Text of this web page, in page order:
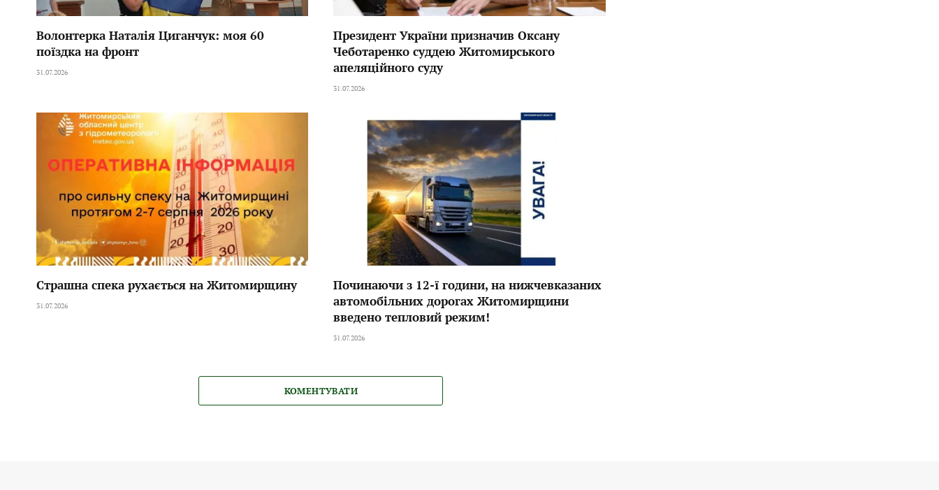
Волонтерка Наталія Циганчук: моя 60
поїздка на фронт
31.07.2026
Президент України призначив Оксану
Чеботаренко суддею Житомирського
апеляційного суду
31.07.2026
Страшна спека рухається на Житомирщину
31.07.2026
Починаючи з 12-ї години, на нижчевказаних
автомобільних дорогах Житомирщини
введено тепловий режим!
31.07.2026
КОМЕНТУВАТИ